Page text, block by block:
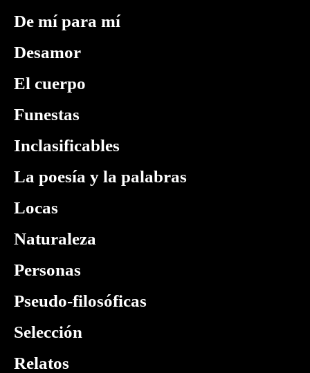
De mí para mí
Desamor
El cuerpo
Funestas
Inclasificables
La poesía y la palabras
Locas
Naturaleza
Personas
Pseudo-filosóficas
Selección
Relatos